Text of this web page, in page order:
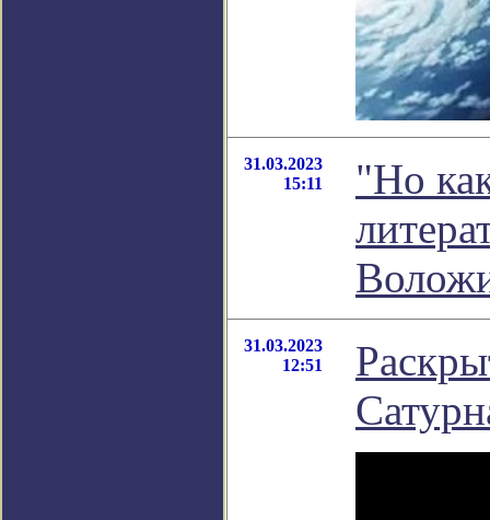
31.03.2023
15:11
"Но
31.03.2023
12:51